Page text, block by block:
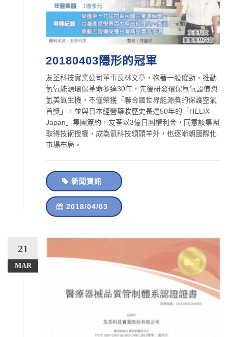
20180403隱形的冠軍
友荃科技實業公司董事長林文章，抱著一股傻勁，推動
氫氧能源環保革命多達30年，先後研發環保氫氧設備與
氫美氧生機，不僅榮獲「聯合國世界能源獎的保護空氣
首獎」，並與日本經營藥妝歷史長達50年的「HELIX
Japan」集團簽約，友荃以3億日圓權利金，同意該集團
取得技術授權，成為氫科技領頭羊外，也逐漸朝國際化
市場布局。
新聞資訊
2018/04/03
21
MAR